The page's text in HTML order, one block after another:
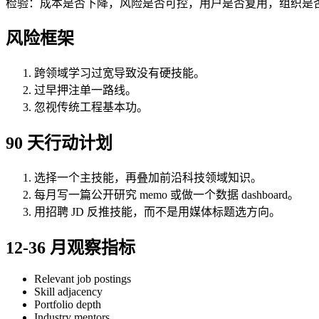
检验：成本是否下降，风险是否可控，用户是否复用，组织是
风险框架
跨领域学习过宽导致没有硬技能。
过早押注单一路线。
忽视传统工程基本功。
90 天行动计划
选择一个主技能，再叠加前沿科技领域知识。
每月写一篇公开研究 memo 或做一个数据 dashboard。
用招聘 JD 反推技能，而不是用媒体标题选方向。
12-36 月观察指标
Relevant job postings
Skill adjacency
Portfolio depth